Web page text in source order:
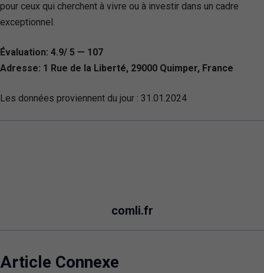
pour ceux qui cherchent à vivre ou à investir dans un cadre
exceptionnel.
Évaluation: 4.9/ 5 — 107
Adresse: 1 Rue de la Liberté, 29000 Quimper, France
Les données proviennent du jour : 31.01.2024
comli.fr
Article Connexe